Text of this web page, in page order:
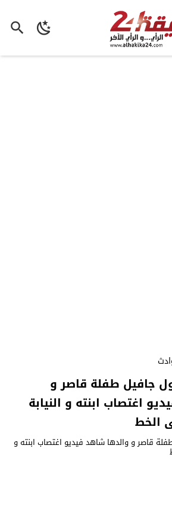
جافيل طفلة قاصر و
اغتصاب ابنته و النيابة
الخط